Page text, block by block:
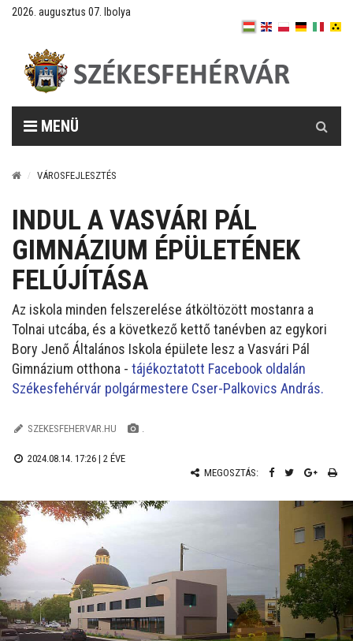
2026. augusztus 07. Ibolya
MENÜ
VÁROSFEJLESZTÉS
INDUL A VASVÁRI PÁL
GIMNÁZIUM ÉPÜLETÉNEK
FELÚJÍTÁSA
Az iskola minden felszerelése átköltözött mostanra a
Tolnai utcába, és a következő kettő tanévben az egykori
Bory Jenő Általános Iskola épülete lesz a Vasvári Pál
Gimnázium otthona - tájékoztatott Facebook oldalán
Székesfehérvár polgármestere Cser-Palkovics András.
SZEKESFEHERVAR.HU .
2024.08.14. 17:26 | 2 ÉVE
MEGOSZTÁS: